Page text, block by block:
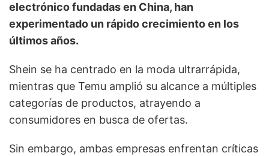
electrónico fundadas en China, han
experimentado un rápido crecimiento en los
últimos años.
Shein se ha centrado en la moda ultrarrápida,
mientras que Temu amplió su alcance a múltiples
categorías de productos, atrayendo a
consumidores en busca de ofertas.
Sin embargo, ambas empresas enfrentan críticas